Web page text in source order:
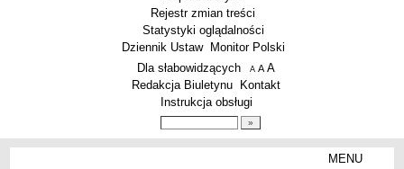
Rejestr zmian treści
Statystyki oglądalności
Dziennik Ustaw
Monitor Polski
Menu dodatkowe
Dla słabowidzących A pomniejsz czcionkę
A standardowy rozmiar czcionki
A
Redakcja Biuletynu
Kontakt
Instrukcja obsługi
MENU